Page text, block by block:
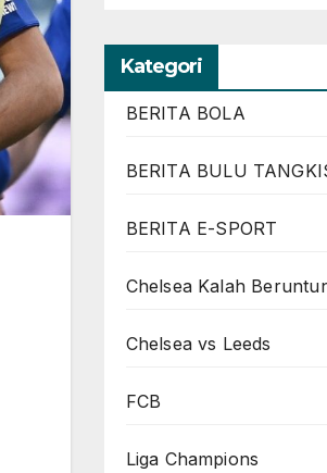
Kategori
BERITA BOLA
BERITA BULU
BERITA E-SPORT
Chelsea Kalah
Chelsea vs Leeds
FCB
Liga Champions